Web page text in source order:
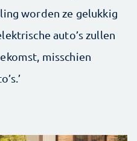
worden ze gelukkig
auto’s zullen
misschien